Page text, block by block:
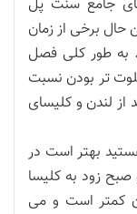
جامع سنت پل
برخی از زمان
به طور کلی فصل
تر بودن نسبت
از لندن و کلیسای
بهتر است در
زود به کلیسا
کمتر است و می